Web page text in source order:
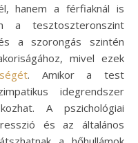
hanem a férfiaknál is
a tesztoszteronszint
a szorongás szintén
mivel ezek
. Amikor a test
idegrendszer
A pszichológiai
és az általános